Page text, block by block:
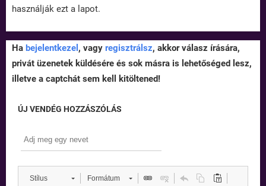
használják ezt a lapot.
Ha bejelentkezel , vagy regisztrálsz, akkor válasz írására,
privát üzenetek küldésére és sok másra is lehetőséged lesz,
illetve a captchát sem kell kitöltened!
ÚJ VENDÉG HOZZÁSZÓLÁS
Stílus Formátum